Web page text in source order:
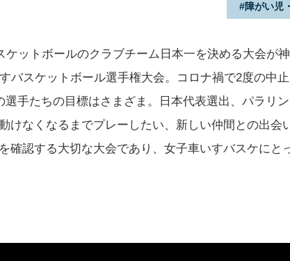
障がい児
ケットボールのクラブチーム日本一を決める大会が
バスケットボール選手権大会。コロナ禍で2度の中
選手たちの目標はさまざま。日本代表選出、パラリ
けなくなるまでプレーしたい、新しい仲間との出
確認する大切な大会であり、女子車いすバスケにと